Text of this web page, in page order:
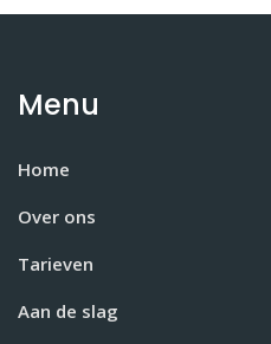
Menu
Home
Over ons
Tarieven
Aan de slag